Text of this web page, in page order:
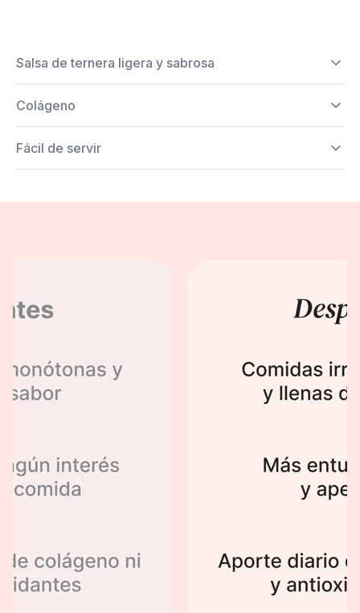
Salsa de ternera ligera y sabrosa
Colágeno
Fácil de servir